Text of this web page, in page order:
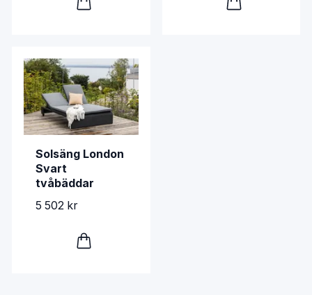
Solsäng London
Svart
tvåbäddar
5 502 kr